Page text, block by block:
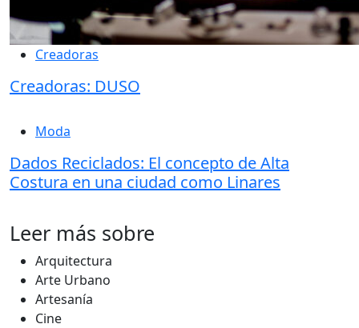
Creadoras
Creadoras: DUSO
Moda
Dados Reciclados: El concepto de Alta
Costura en una ciudad como Linares
Leer más sobre
Arquitectura
Arte Urbano
Artesanía
Cine